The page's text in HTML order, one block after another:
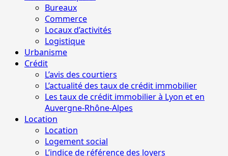
Bureaux
Commerce
Locaux d’activités
Logistique
Urbanisme
Crédit
L’avis des courtiers
L’actualité des taux de crédit immobilier
Les taux de crédit immobilier à Lyon et en
Auvergne-Rhône-Alpes
Location
Location
Logement social
L’indice de référence des loyers